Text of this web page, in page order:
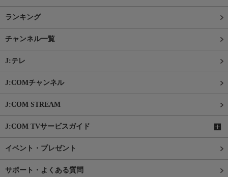
ランキング
チャンネル一覧
J:テレ
J:COMチャンネル
J:COM STREAM
J:COM TVサービスガイド
イベント・プレゼント
サポート・よくある質問